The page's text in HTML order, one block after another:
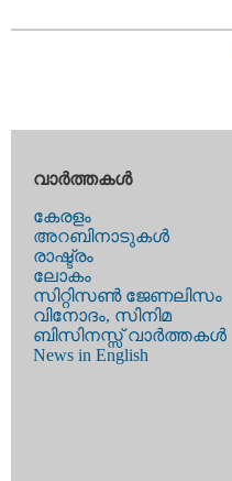
വാര്‍ത്തകള്‍
കേരളം
അറബിനാടുകള്‍
രാഷ്ട്രം
ലോകം
സിറ്റിസണ്‍ ജേണലിസം
വിനോദം, സിനിമ
ബിസിനസ്സ് വാര്‍ത്തകള്‍
News in English